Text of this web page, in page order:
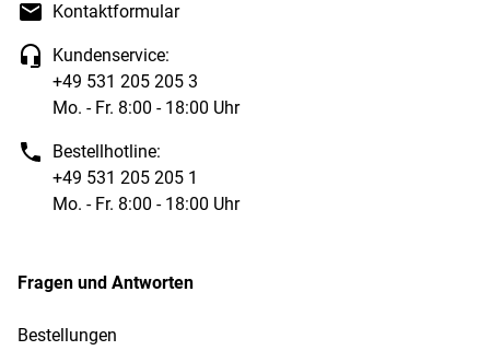
Kontaktformular
Kundenservice:
+49 531 205 205 3
Mo. - Fr. 8:00 - 18:00 Uhr
Bestellhotline:
+49 531 205 205 1
Mo. - Fr. 8:00 - 18:00 Uhr
Fragen und Antworten
Bestellungen